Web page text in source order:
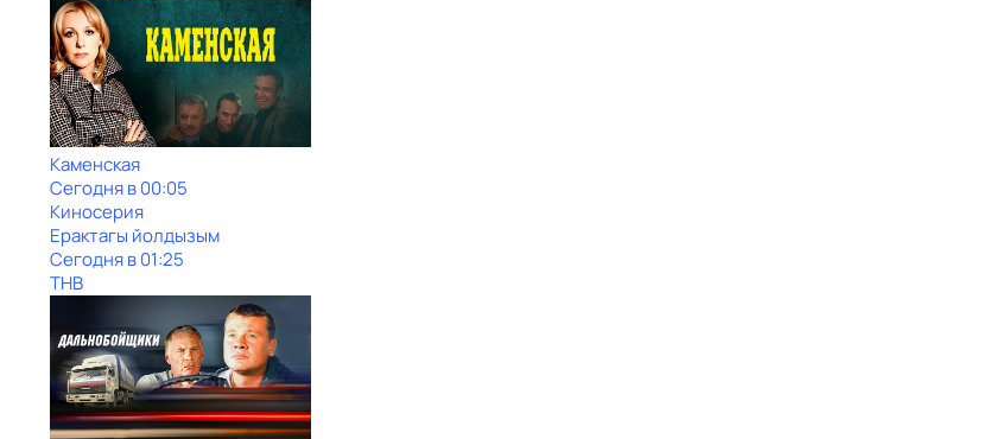
Каменская
Сегодня в 00:05
Киносерия
Ерактагы йолдызым
Сегодня в 01:25
ТНВ